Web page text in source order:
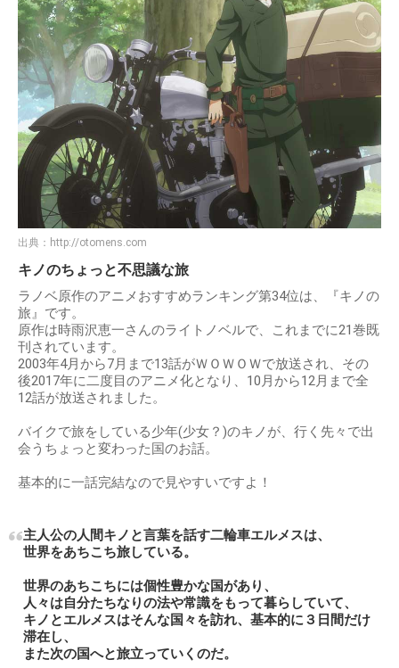
出典： http://otomens.com
キノのちょっと不思議な旅
ラノベ原作のアニメおすすめランキング第34位は、『キノの
旅』です。
原作は時雨沢恵一さんのライトノベルで、これまでに21巻既
刊されています。
2003年4月から7月まで13話がＷＯＷＯＷで放送され、その
後2017年に二度目のアニメ化となり、10月から12月まで全
12話が放送されました。
バイクで旅をしている少年(少女？)のキノが、行く先々で出
会うちょっと変わった国のお話。
基本的に一話完結なので見やすいですよ！
主人公の人間キノと言葉を話す二輪車エルメスは、
世界をあちこち旅している。
世界のあちこちには個性豊かな国があり、
人々は自分たちなりの法や常識をもって暮らしていて、
キノとエルメスはそんな国々を訪れ、基本的に３日間だけ
滞在し、
また次の国へと旅立っていくのだ。